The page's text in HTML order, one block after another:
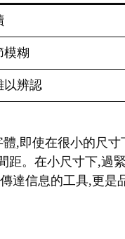
模糊
以辨認
體,即使在很小的尺
距。在小尺寸下,過
達信息的工具,更